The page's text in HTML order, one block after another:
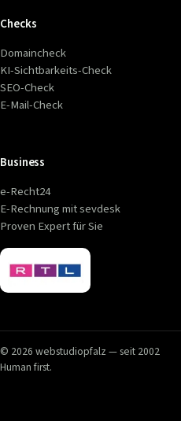
Checks
Domaincheck
KI-Sichtbarkeits-Check
SEO-Check
E-Mail-Check
Business
e-Recht24
E-Rechnung mit sevdesk
Proven Expert für Sie
© 2026 webstudiopfalz — seit 2002
Human first.